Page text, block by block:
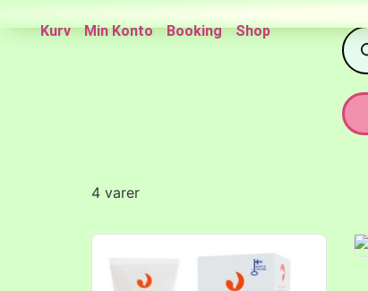
Kurv Min Konto Booking Shop
4 varer